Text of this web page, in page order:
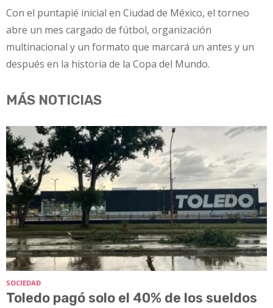
Con el puntapié inicial en Ciudad de México, el torneo
abre un mes cargado de fútbol, organización
multinacional y un formato que marcará un antes y un
después en la historia de la Copa del Mundo.
MÁS NOTICIAS
SOCIEDAD
Toledo pagó solo el 40% de los sueldos